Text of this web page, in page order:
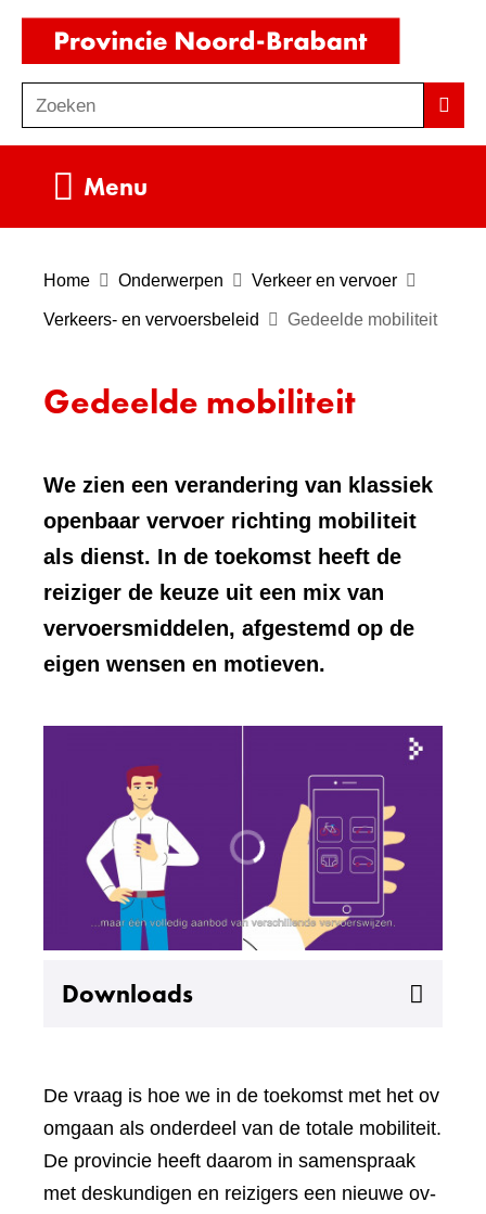
Ga
de
inhoud
o
e
Zoeken
Menu
Home Onderwerpen Verkeer en vervoer
Verkeers- en vervoersbeleid Gedeelde mobiliteit
Gedeelde mobiliteit
We zien een verandering van klassiek
openbaar vervoer richting mobiliteit
als dienst. In de toekomst heeft de
reiziger de keuze uit een mix van
vervoersmiddelen, afgestemd op de
eigen wensen en motieven.
Downloads
Uitklappen
De vraag is hoe we in de toekomst met het ov
omgaan als onderdeel van de totale mobiliteit.
De provincie heeft daarom in samenspraak
met deskundigen en reizigers een nieuwe ov-